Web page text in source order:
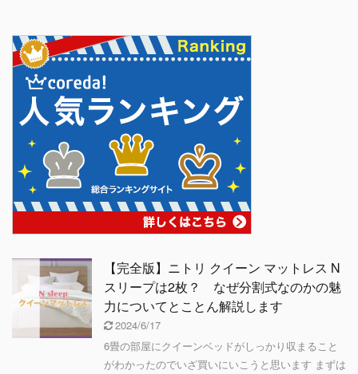
【完全版】ニトリ クイーン マットレス N
スリープは2枚？ なぜ分割式なのかの魅
力についてとことん解説します
2024/6/17
6畳の部屋にクイーンベッドがしっかり収まること
がわかったのでいざ買いにいこうと思います まずは